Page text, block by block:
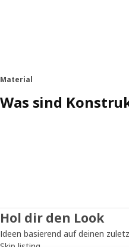
Material
Was sind
Hol dir den Look
Ideen basierend auf deinen